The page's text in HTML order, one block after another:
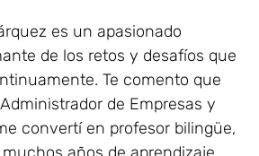
es un apasionado
de los retos y desafíos que
Te comento que
de Empresas y
convertí en profesor bilingüe,